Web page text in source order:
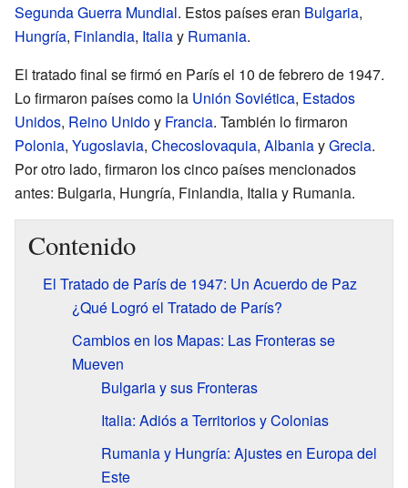
Segunda Guerra Mundial. Estos países eran Bulgaria,
Hungría, Finlandia, Italiay Rumania.
El tratado final se firmó en París el 10 de febrero de 1947.
Lo firmaron países como la Unión Soviética, Estados
Unidos, Reino Unidoy Francia. También lo firmaron
Polonia, Yugoslavia, Checoslovaquia, AlbaniayGrecia.
Por otro lado, firmaron los cinco países mencionados
antes: Bulgaria, Hungría, Finlandia, Italia y Rumania.
Contenido
El Tratado de París de 1947: Un Acuerdo de Paz
¿Qué Logró el Tratado de París?
Cambios en los Mapas: Las Fronteras se
Mueven
Bulgaria y sus Fronteras
Italia: Adiós a Territorios y Colonias
Rumania y Hungría: Ajustes en Europa del
Este